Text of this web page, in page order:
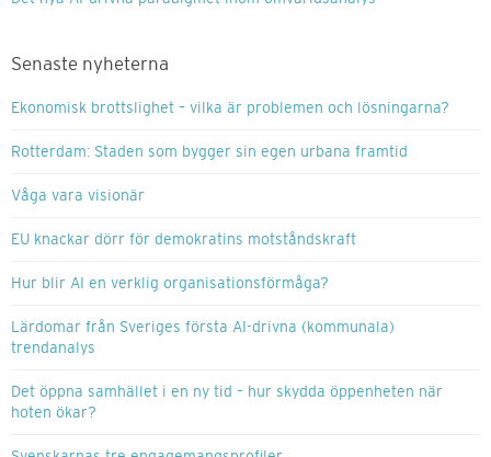
Senaste nyheterna
Ekonomisk brottslighet – vilka är problemen och lösningarna?
Rotterdam: Staden som bygger sin egen urbana framtid
Våga vara visionär
EU knackar dörr för demokratins motståndskraft
Hur blir AI en verklig organisationsförmåga?
Lärdomar från Sveriges första AI-drivna (kommunala)
trendanalys
Det öppna samhället i en ny tid – hur skydda öppenheten när
hoten ökar?